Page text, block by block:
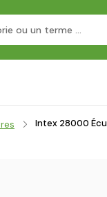
Intex 28000